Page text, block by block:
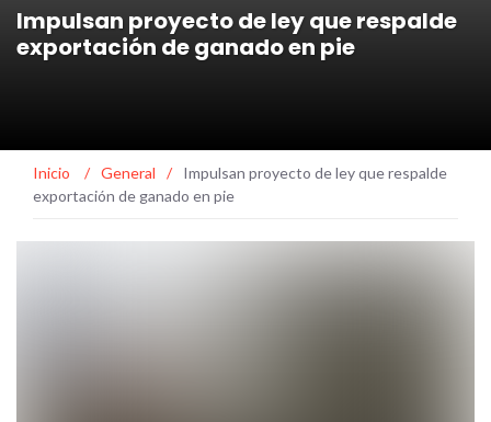
Impulsan proyecto de ley que respalde
exportación de ganado en pie
Inicio / General /
Impulsan proyecto de ley que respalde
exportación de ganado en pie